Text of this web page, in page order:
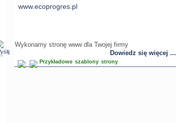
www.ecoprogres.pl
Wykonamy stronę www dla Twojej firmy
Dowiedz się więcej ...
Przykładowe szablony strony